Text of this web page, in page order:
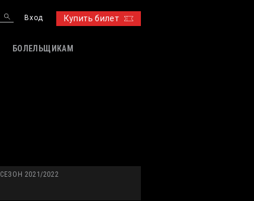
Купить билет
Вход
БОЛЕЛЬЩИКАМ
СЕЗОН 2021/2022